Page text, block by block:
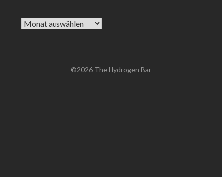
©2026 The Hydrogen Bar